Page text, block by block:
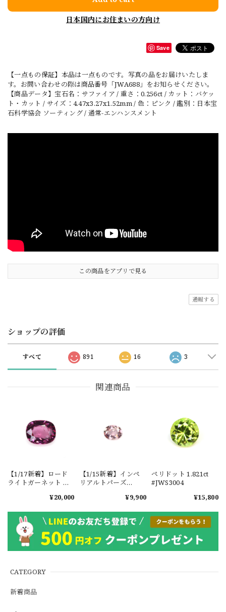
CATEGORY
新着商品
日本国内にお住まいの方向け
Save
【一点もの保証】本品は一点ものです。写真の品をお届けいたしま
す。お問い合わせの際は商品番号「JWA688」をお知らせください。
【商品データ】宝石名：サファイア / 重さ：0.256ct / カット：バケッ
ト・カット / サイズ：4.47x3.27x1.52mm / 色：ピンク / 鑑別：日本宝
石科学協会 ソーティング / 通常-エンハンスメント
この商品をアプリで見る
通報する
ショップの評価
すべて 891 16 3
関連商品
【1/17新着】ロード
ライトガーネット タ
1.601ct【ソーティン
¥20,000
【1/15新着】インペ
リアルトパーズ
¥9,900
ペリドット 1.821ct
#JWS3004
¥15,800